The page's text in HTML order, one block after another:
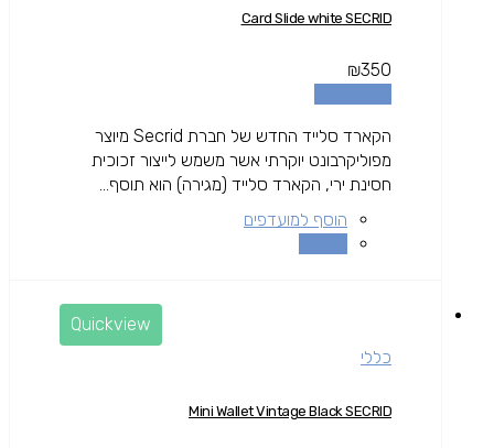
Card Slide white SECRID
₪350
הקארד סלייד החדש של חברת Secrid מיוצר
מפוליקרבונט יוקרתי אשר משמש לייצור זכוכית
חסינת ירי, הקארד סלייד (מגירה) הוא תוסף...
הוסף למועדפים
Quickview
כללי
Mini Wallet Vintage Black SECRID